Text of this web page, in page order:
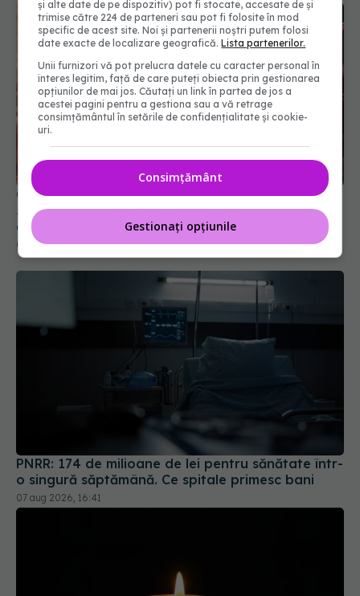
Cancerul s-a extins la oase și nu numai. Starea lui
Joe Biden s-a înrăutățit. Fiul său dezvăluie cât de
gravă este boala
09 aug 2026, 14:52
PNRR: 174 de milioane de lei pentru sănătate într-
o singură săptămână. Ce spitale primesc bani
07 aug 2026, 16:41
și alte date de pe dispozitiv) pot fi stocate, accesate de și
trimise către 224 de parteneri sau pot fi folosite în mod
specific de acest site. Noi și partenerii noștri putem folosi
date exacte de localizare geografică.Lista partenerilor.
Unii furnizori vă pot prelucra datele cu caracter personal în
interes legitim, față de care puteți obiecta prin gestionarea
opțiunilor de mai jos. Căutați un link în partea de jos a
acestei pagini pentru a gestiona sau a vă retrage
consimțământul în setările de confidențialitate și cookie-
uri.
Consimțământ
Gestionați opțiunile